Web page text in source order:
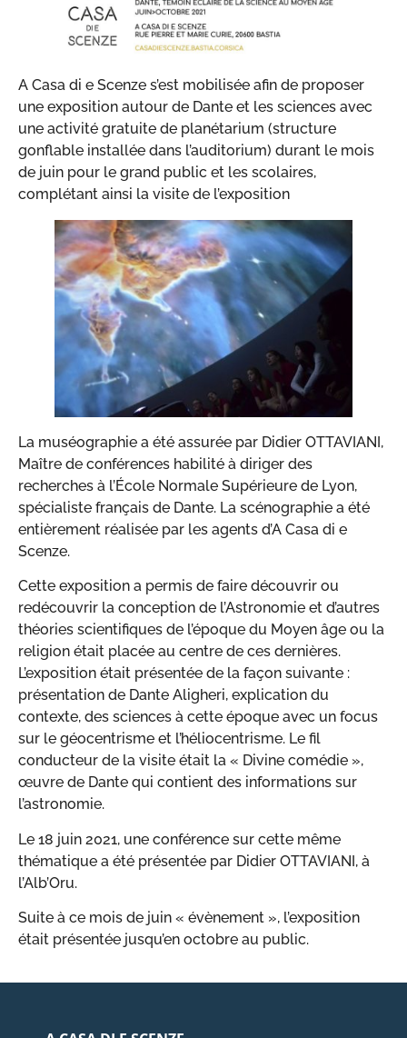
A Casa di e Scenze s’est mobilisée afin de proposer
une exposition autour de Dante et les sciences avec
une activité gratuite de planétarium (structure
gonflable installée dans l’auditorium) durant le mois
de juin pour le grand public et les scolaires,
complétant ainsi la visite de l’exposition
La muséographie a été assurée par Didier OTTAVIANI,
Maître de conférences habilité à diriger des
recherches à l’École Normale Supérieure de Lyon,
spécialiste français de Dante. La scénographie a été
entièrement réalisée par les agents d’A Casa di e
Scenze.
Cette exposition a permis de faire découvrir ou
redécouvrir la conception de l’Astronomie et d’autres
théories scientifiques de l’époque du Moyen âge ou la
religion était placée au centre de ces dernières.
L’exposition était présentée de la façon suivante :
présentation de Dante Aligheri, explication du
contexte, des sciences à cette époque avec un focus
sur le géocentrisme et l’héliocentrisme. Le fil
conducteur de la visite était la « Divine comédie »,
œuvre de Dante qui contient des informations sur
l’astronomie.
Le 18 juin 2021, une conférence sur cette même
thématique a été présentée par Didier OTTAVIANI, à
l’Alb’Oru.
Suite à ce mois de juin « évènement », l’exposition
était présentée jusqu’en octobre au public.